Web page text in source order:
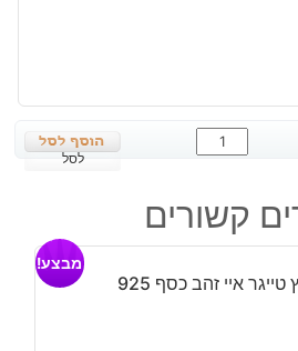
כמות
של
משובצת
אגט
ורוד
לסל
קשורים
איי זהב כסף 925
מבצע!